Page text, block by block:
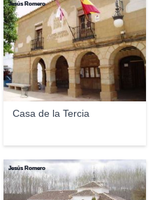
Casa de la Tercia
Jesús Romero
Jesús Romero